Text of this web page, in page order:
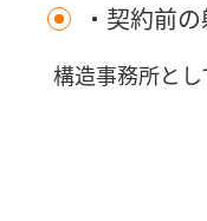
・契約前
構造事務所と